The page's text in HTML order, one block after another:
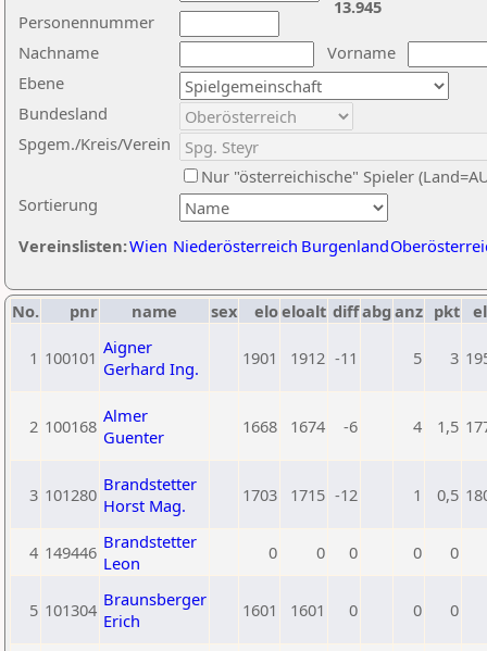
Nachname
Vorname
Ebene
Sortierung
Personennummer
Bundesland
Spgem./Kreis/Verein
Nur "österreichische" Spieler
Vereinslisten:Wien Niederösterreich Burgenland
13.945
No. pnr name sex eloeloalt diffabg anz pkt
1 100101 Aigner
Gerhard Ing.
1901 1912 -11 5 3
2 100168 Almer
Guenter
1668 1674 -6 4 1,5
3 101280 Brandstetter
Horst Mag.
1703 1715 -12 1 0,5
4 149446 Brandstetter
Leon
0 0 0 0 0
5 101304 Braunsberger
Erich
1601 1601 0 0 0